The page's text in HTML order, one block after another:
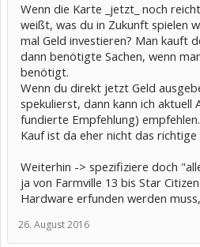
Wenn die Karte _jetzt_ noch
weißt, was du in Zukunft spielen
mal Geld investieren? Man kauft
dann benötigte Sachen, wenn
benötigt.
Wenn du direkt jetzt Geld
spekulierst, dann kann ich aktuell
fundierte Empfehlung)
Kauf ist da eher nicht das richtige
Weiterhin -> spezifiziere doch
ja von Farmville 13 bis Star
Hardware erfunden werden
26. August 2016